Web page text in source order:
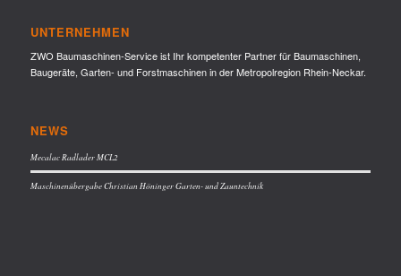
UNTERNEHMEN
ZWO Baumaschinen-Service ist Ihr kompetenter Partner für Baumaschinen,
Baugeräte, Garten- und Forstmaschinen in der Metropolregion Rhein-Neckar.
NEWS
Mecalac Radlader MCL2
Maschinenübergabe Christian Höninger Garten- und Zauntechnik